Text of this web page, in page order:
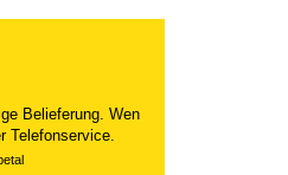
von 24 Stunden
liebe die 1kg